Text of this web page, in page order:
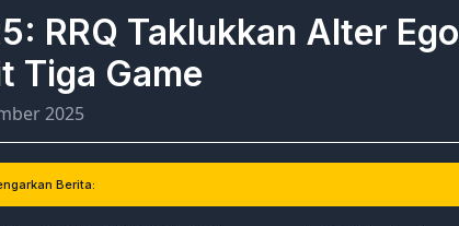
RRQ Taklukkan Alter Ego
Tiga Game
2025
Berita: